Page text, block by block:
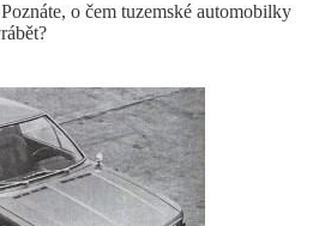
o čem tuzemské automobilky